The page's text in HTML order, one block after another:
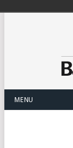
MENU